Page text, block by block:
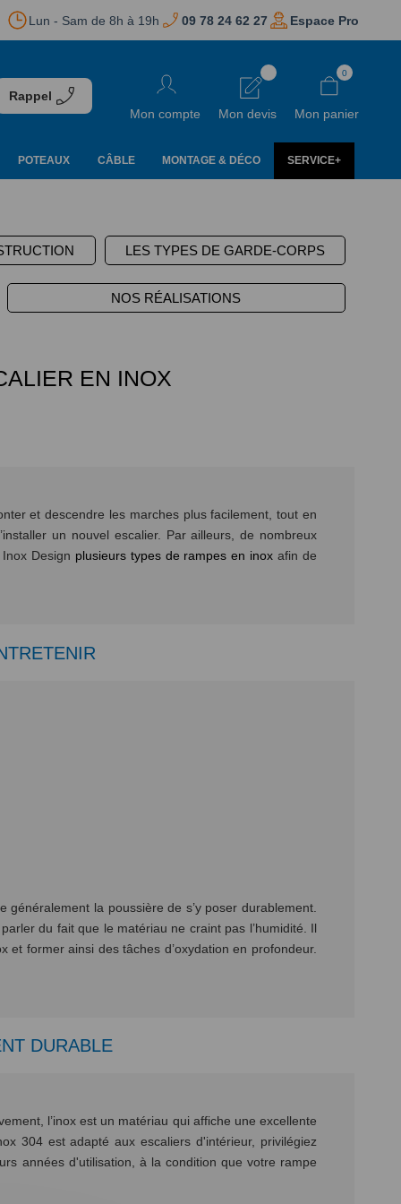
Lun - Sam de 8h à 19h 09 78 24 62 27 Espace Pro
Rappel
Mon compte
Mon devis Mon panier
0
POTEAUX CÂBLE MONTAGE & DÉCO SERVICE+
LES TYPES DE GARDE-CORPS
NOS RÉALISATIONS
EN INOX
et descendre les marches plus facilement, tout en
un nouvel escalier. Par ailleurs, de nombreux
Design plusieurs types de rampes en inox afin de
la poussière de s’y poser durablement.
du fait que le matériau ne craint pas l’humidité. Il
former ainsi des tâches d’oxydation en profondeur.
DURABLE
l’inox est un matériau qui affiche une excellente
304 est adapté aux escaliers d'intérieur, privilégiez
années d'utilisation, à la condition que votre rampe